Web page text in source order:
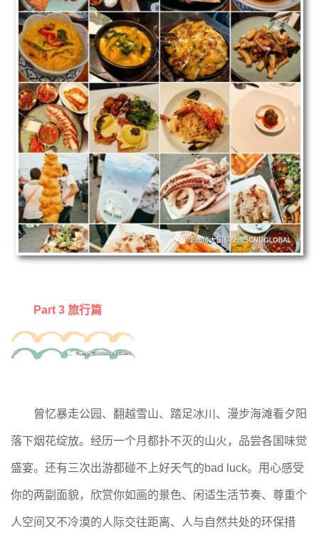
Part 3 旅行篇
曾忆暴走公园、翻越雪山、踏足冰川、漫步海滩看夕阳
落下烟花绽放。经历一个月都扑不灭的山火，品尝各国味觉
盛宴。还有三次出游都碰不上好天气的bad luck。用心感受
你的两副面貌，欣赏你如画的景色、闲适生活节奏、尊重个
人空间又不冷漠的人际交往距离、人与自然共处的环保措